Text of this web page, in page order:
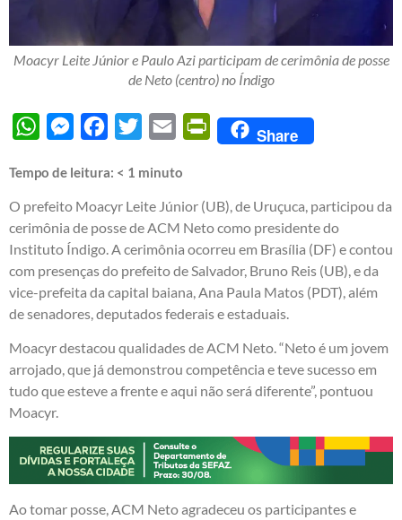
Moacyr Leite Júnior e Paulo Azi participam de cerimônia de posse
de Neto (centro) no Índigo
WhatsAppMessengerFacebook
Twitter Email PrintFriendly
Share
Tempo de leitura: < 1 minuto
O prefeito Moacyr Leite Júnior (UB), de Uruçuca, participou da
cerimônia de posse de ACM Neto como presidente do
Instituto Índigo. A cerimônia ocorreu em Brasília (DF) e contou
com presenças do prefeito de Salvador, Bruno Reis (UB), e da
vice-prefeita da capital baiana, Ana Paula Matos (PDT), além
de senadores, deputados federais e estaduais.
Moacyr destacou qualidades de ACM Neto. “Neto é um jovem
arrojado, que já demonstrou competência e teve sucesso em
tudo que esteve a frente e aqui não será diferente”, pontuou
Moacyr.
Ao tomar posse, ACM Neto agradeceu os participantes e